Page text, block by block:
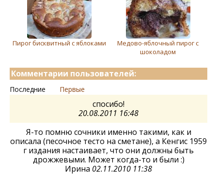
Пирог бисквитный с яблоками
Медово-яблочный пирог с
шоколадом
Комментарии пользователей:
Последние Первые
спосибо!
20.08.2011 16:48
Я-то помню сочники именно такими, как и
описала (песочное тесто на сметане), а Кенгис 1959
г издания настаивает, что они должны быть
дрожжевыми. Может когда-то и были :)
Ирина 02.11.2010 11:38